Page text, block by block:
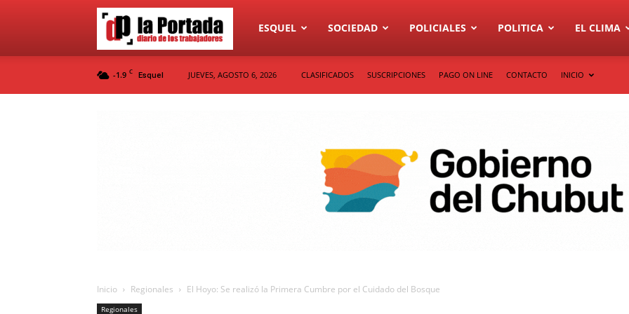
Diario
La
ESQUEL SOCIEDAD POLICIALES POLITICA EL CLIMA
-1.9 C Esquel JUEVES, AGOSTO 6, 2026 CLASIFICADOS SUSCRIPCIONES PAGO ON LINE CONTACTO INICIO
Inicio Regionales El Hoyo: Se realizó la Primera Cumbre por el Cuidado del Bosque
Regionales